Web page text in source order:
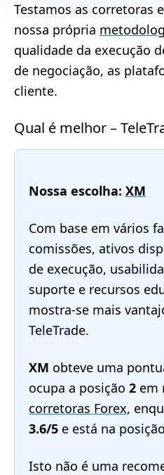
Testamos as corretoras
nossa própria
qualidade da execução
de negociação, as
cliente.
Qual é melhor –
Nossa escolha: XM
Com base em vários
comissões, ativos
de execução,
suporte e recursos
mostra-se mais
TeleTrade.
XM obteve uma
ocupa a posição 2 em
corretoras Forex,
3.6/5 e está na posição
Isto não é uma